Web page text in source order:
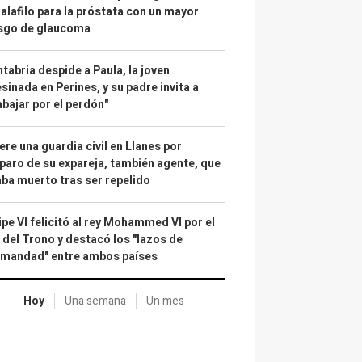
para la próstata con un mayor
de glaucoma
despide a Paula, la joven
en Perines, y su padre invita a
por el perdón"
una guardia civil en Llanes por
de su expareja, también agente, que
muerto tras ser repelido
VI felicitó al rey Mohammed VI por el
del Trono y destacó los "lazos de
entre ambos países
Hoy Una semana Un mes